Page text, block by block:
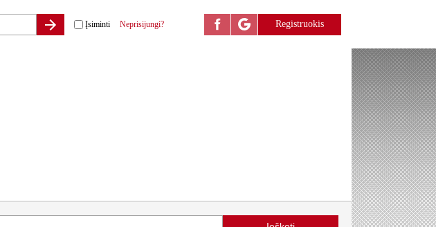
Įsiminti Neprisijungi? Registruokis